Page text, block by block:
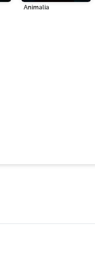
Animalia